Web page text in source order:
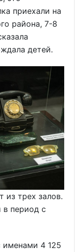
приехали на
района, 7-8
детей.
из трех залов.
в период с
именами 4 125